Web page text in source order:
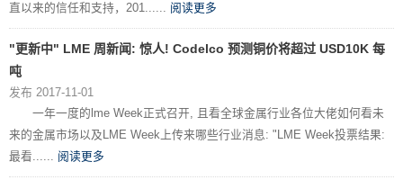
直以来的信任和支持，201...... 阅读更多
"更新中" LME 周新闻: 惊人! Codelco 预测铜价将超过 USD10K 每
吨
发布 2017-11-01
一年一度的lme Week正式召开, 且看全球金属行业各位大佬如何看未
来的金属市场以及LME Week上传来哪些行业消息: "LME Week投票结果:
最看...... 阅读更多